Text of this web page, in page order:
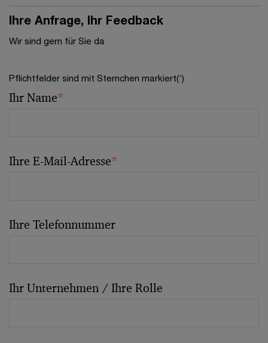
Ihre Anfrage, Ihr Feedback
Wir sind gern für Sie da
Pflichtfelder sind mit Sternchen markiert(*)
Ihr Name*
Ihre E-Mail-Adresse*
Ihre Telefonnummer
Ihr Unternehmen / Ihre Rolle